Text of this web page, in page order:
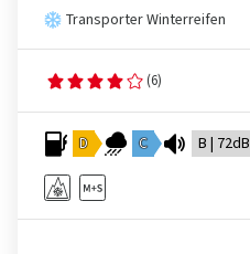
Transporter Winterreifen
(6)
D C B | 72dB